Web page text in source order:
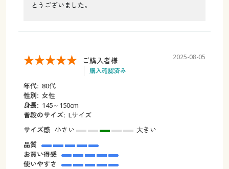
とうございました。
ご購入者様
購入確認済み
2025-08-05
年代: 80代
性別: 女性
身長: 145～150cm
普段のサイズ: Lサイズ
サイズ感 小さい
大きい
品質
お買い得感
使いやすさ